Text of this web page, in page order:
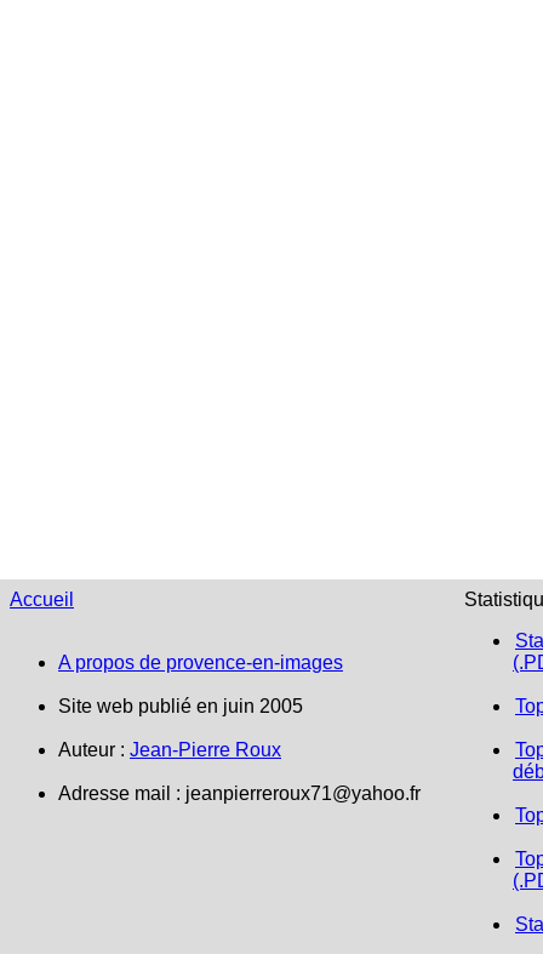
Accueil
A propos de provence-en-images
Site web publié en juin 2005
Auteur : Jean-Pierre Roux
Adresse mail : jeanpierreroux71@yahoo.fr